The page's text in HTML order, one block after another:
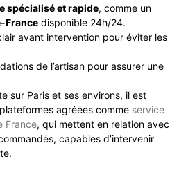
spécialisé et rapide, comme un
France disponible 24h/24.
avant intervention pour éviter les
de l’artisan pour assurer une
sur Paris et ses environs, il est
agréées comme service
France, qui mettent en relation avec
capables d’intervenir